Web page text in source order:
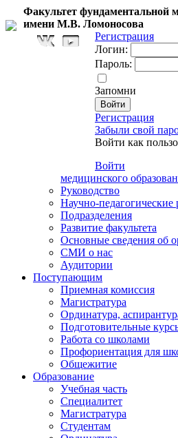
Факультет
имени М.В. Ломоносова
Регистрация
Логин:
Пароль:
Запомни
Регистрация
Забыли свой
Войти как
Войти
медицинского
Руководство
Научно-педагогические
Подразделения
Развитие факультета
Основные сведения об
СМИ о нас
Аудитории
Поступающим
Приемная комиссия
Магистратура
Ординатура,
Подготовительные
Работа со школами
Профориентация для
Общежитие
Образование
Учебная часть
Специалитет
Магистратура
Студентам